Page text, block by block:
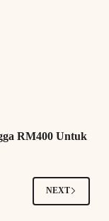
RM400 Untuk
NEXT